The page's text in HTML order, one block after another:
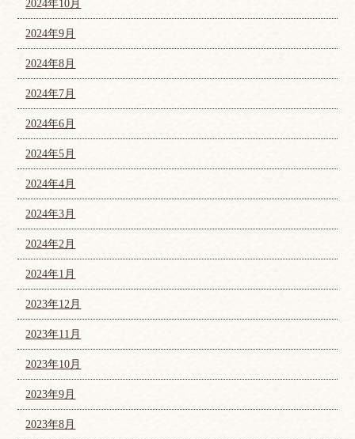
2024年10月
2024年9月
2024年8月
2024年7月
2024年6月
2024年5月
2024年4月
2024年3月
2024年2月
2024年1月
2023年12月
2023年11月
2023年10月
2023年9月
2023年8月